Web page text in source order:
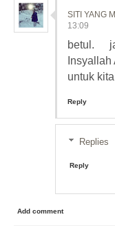
SITI YANG
13:09
betul.
untuk
Reply
Replies
Reply
Add comment